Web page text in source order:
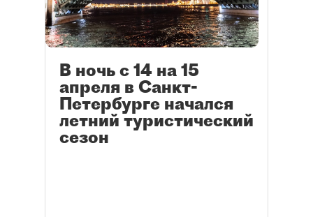
В ночь с 14 на 15
апреля в Санкт-
Петербурге начался
летний туристический
сезон